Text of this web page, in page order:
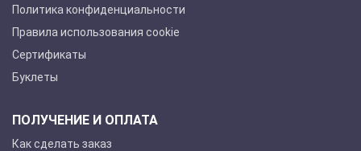
Политика конфиденциальности
Правила использования cookie
Сертификаты
Буклеты
ПОЛУЧЕНИЕ И ОПЛАТА
Как сделать заказ